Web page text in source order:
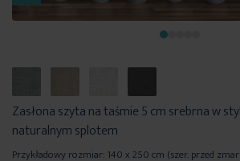
Zasłona szyta na taśmie 5 cm srebrna w
naturalnym splotem
Przykładowy rozmiar: 140 x 250 cm (szer. przed